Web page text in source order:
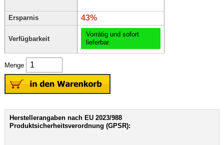
Ersparnis 43%
Verfügbarkeit
Vorrätig und sofort
lieferbar.
Menge
Herstellerangaben nach EU 2023/988
Produktsicherheitsverordnung (GPSR):